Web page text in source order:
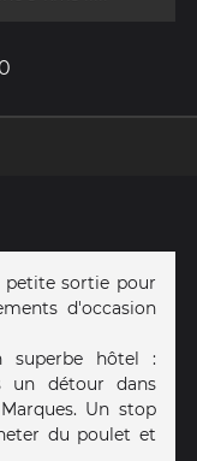
sortie pour
d'occasion
superbe hôtel :
un détour dans
Un stop
du poulet et